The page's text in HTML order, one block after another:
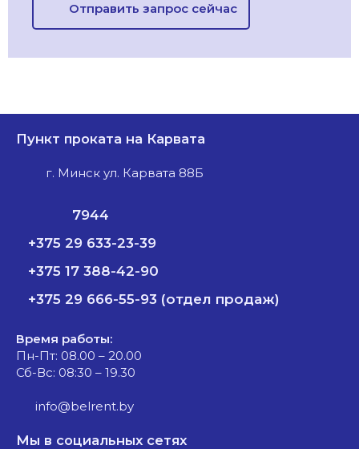
Отправить запрос сейчас
Пункт проката на Карвата
г. Минск ул. Карвата 88Б
7944
+375 29 633-23-39
+375 17 388-42-90
+375 29 666-55-93 (отдел продаж)
Время работы:
Пн-Пт: 08.00 – 20.00
Сб-Вс: 08:30 – 19.30
info@belrent.by
Мы в социальных сетях